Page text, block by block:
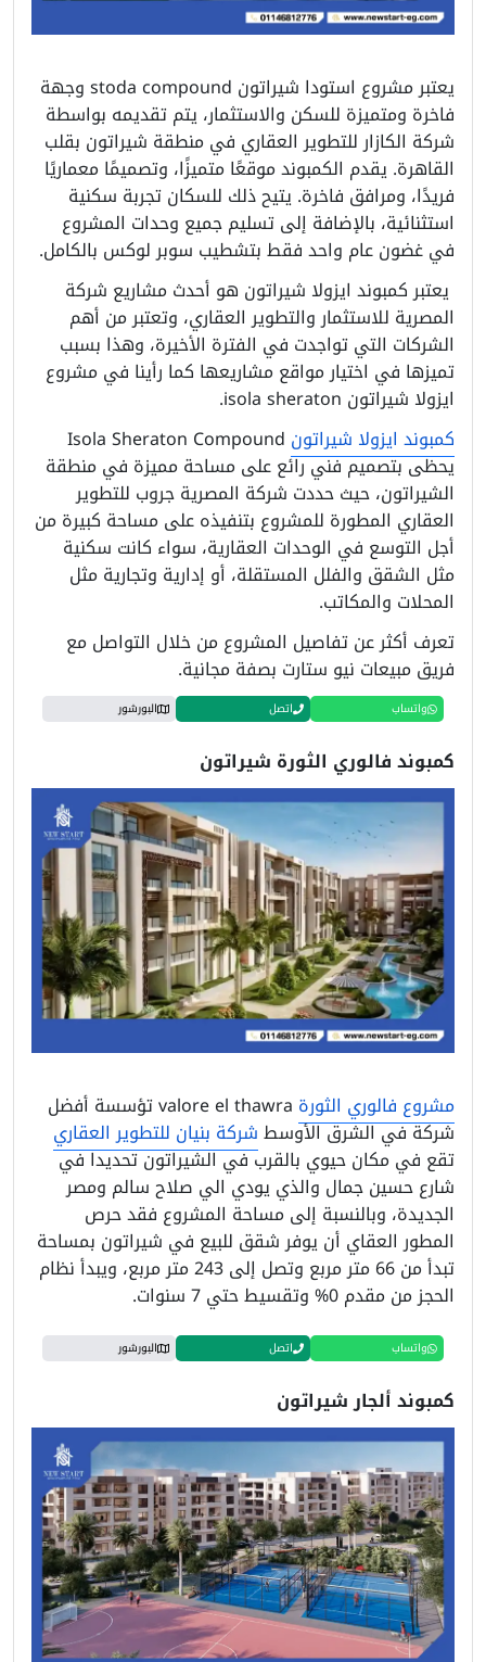
يعتبر مشروع استودا شيراتون stoda compound وجهة
فاخرة ومتميزة للسكن والاستثمار، يتم تقديمه بواسطة
شركة الكازار للتطوير العقاري في منطقة شيراتون بقلب
القاهرة. يقدم الكمبوند موقعًا متميزًا، وتصميمًا معماريًا
فريدًا، ومرافق فاخرة. يتيح ذلك للسكان تجربة سكنية
استثنائية، بالإضافة إلى تسليم جميع وحدات المشروع
في غضون عام واحد فقط بتشطيب سوبر لوكس بالكامل.
يعتبر كمبوند ايزولا شيراتون هو أحدث مشاريع شركة
المصرية للاستثمار والتطوير العقاري، وتعتبر من أهم
الشركات التي تواجدت في الفترة الأخيرة، وهذا بسبب
تميزها في اختيار مواقع مشاريعها كما رأينا في مشروع
ايزولا شيراتون isola sheraton.
كمبوند ايزولا شيراتون Isola Sheraton Compound
يحظى بتصميم فني رائع على مساحة مميزة في منطقة
الشيراتون، حيث حددت شركة المصرية جروب للتطوير
العقاري المطورة للمشروع بتنفيذه على مساحة كبيرة من
أجل التوسع في الوحدات العقارية، سواء كانت سكنية
مثل الشقق والفلل المستقلة، أو إدارية وتجارية مثل
المحلات والمكاتب.
تعرف أكثر عن تفاصيل المشروع من خلال التواصل مع
فريق مبيعات نيو ستارت بصفة مجانية.
واتساب اتصل البورشور
كمبوند فالوري الثورة شيراتون
مشروع فالوري الثورة
valore el thawra تؤسسة أفضل
شركة في الشرق الأوسطشركة بنيان للتطوير العقاري
تقع في مكان حيوي بالقرب في الشيراتون تحديدا في
شارع حسين جمال والذي يودي الي صلاح سالم ومصر
الجديدة، وبالنسبة إلى مساحة المشروع فقد حرص
المطور العقاي أن يوفر شقق للبيع في شيراتون بمساحة
تبدأ من 66 متر مربع وتصل إلى 243 متر مربع، ويبدأ نظام
الحجز من مقدم 0% وتقسيط حتي 7 سنوات.
واتساب اتصل البورشور
كمبوند ألجار شيراتون